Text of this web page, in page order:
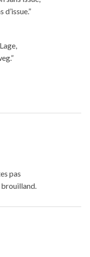
d’issue.”
pas
brouilland.